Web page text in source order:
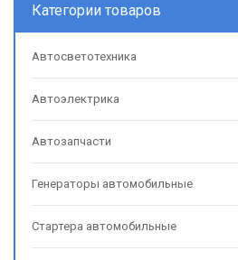
Категории товаров
Автосветотехника
Автоэлектрика
Автозапчасти
Генераторы автомобильные
Стартера автомобильные